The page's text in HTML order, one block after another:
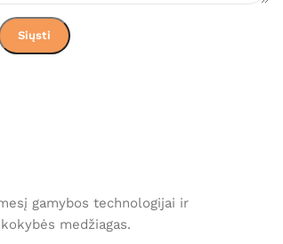
gamybos technologijai ir
medžiagas.